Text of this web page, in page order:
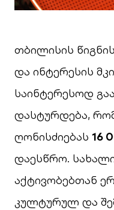
თბილისის
და ინტერესის
საინტერესოდ
დასტურდება,
ღონისძიებას 16
დაესწრო.
აქტივობებთან
კულტურულ და